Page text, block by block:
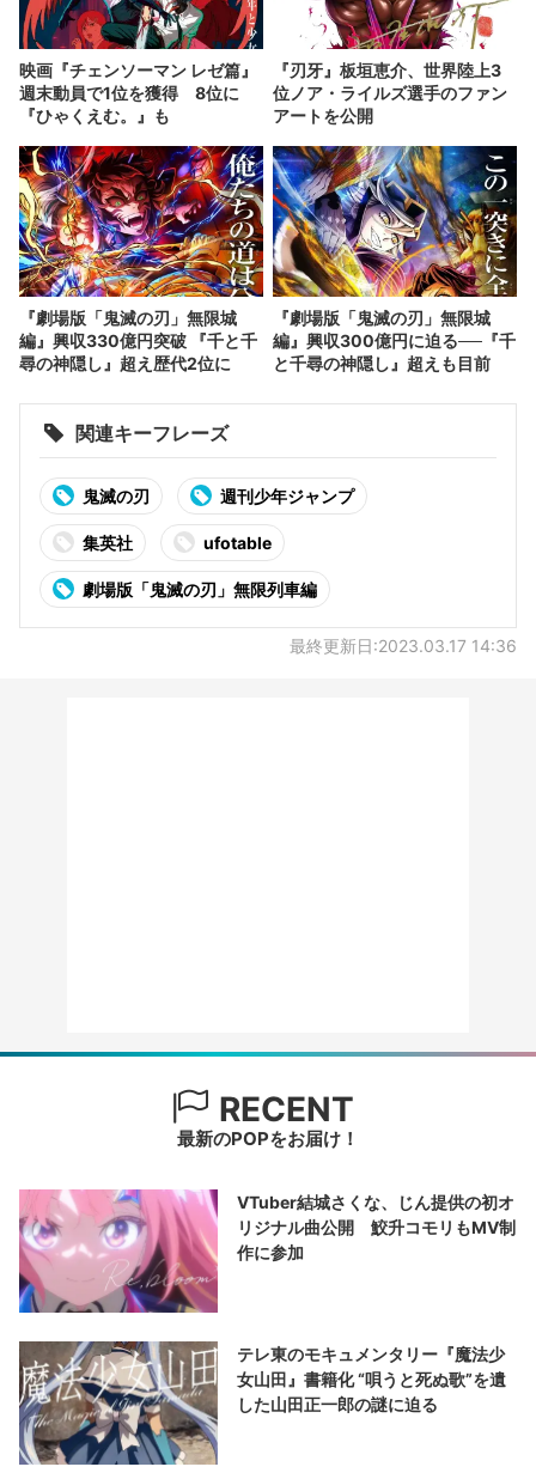
映画『チェンソーマン レゼ篇』
週末動員で1位を獲得 8位に
『ひゃくえむ。』も
『刃牙』板垣恵介、世界陸上3
位ノア・ライルズ選手のファン
アートを公開
『劇場版「鬼滅の刃」無限城
編』興収330億円突破 『千と千
尋の神隠し』超え歴代2位に
『劇場版「鬼滅の刃」無限城
編』興収300億円に迫る──『千
と千尋の神隠し』超えも目前
関連キーフレーズ
鬼滅の刃 週刊少年ジャンプ
集英社 ufotable
劇場版「鬼滅の刃」無限列車編
最終更新日:2023.03.17 14:36
RECENT
最新のPOPをお届け！
VTuber結城さくな、じん提供の初オ
リジナル曲公開 鮫升コモリもMV制
作に参加
テレ東のモキュメンタリー『魔法少
女山田』書籍化 “唄うと死ぬ歌”を遺
した山田正一郎の謎に迫る